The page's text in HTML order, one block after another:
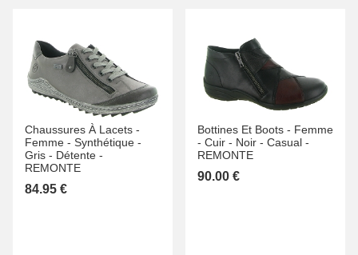
Chaussures À Lacets -
Femme - Synthétique -
Gris - Détente -
REMONTE
84.95 €
Bottines Et Boots - Femme
- Cuir - Noir - Casual -
REMONTE
90.00 €